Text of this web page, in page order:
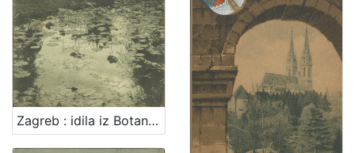
Zagreb : idila iz Botaničkog vrta